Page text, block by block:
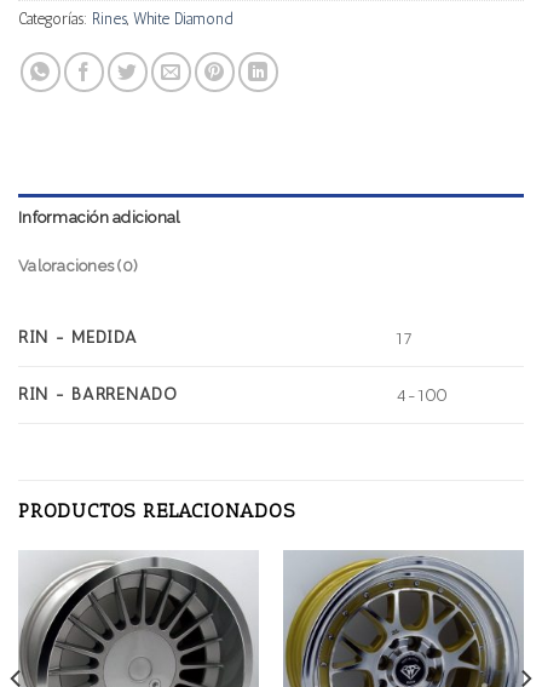
Categorías: Rines, White Diamond
Información adicional
Valoraciones (0)
RIN - MEDIDA 17
RIN - BARRENADO 4-100
PRODUCTOS RELACIONADOS